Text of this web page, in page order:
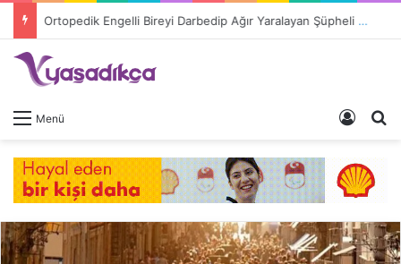
Ortopedik Engelli Bireyi Darbedip Ağır Yaralayan Şüpheli Tutuklandı
Menü Giriş